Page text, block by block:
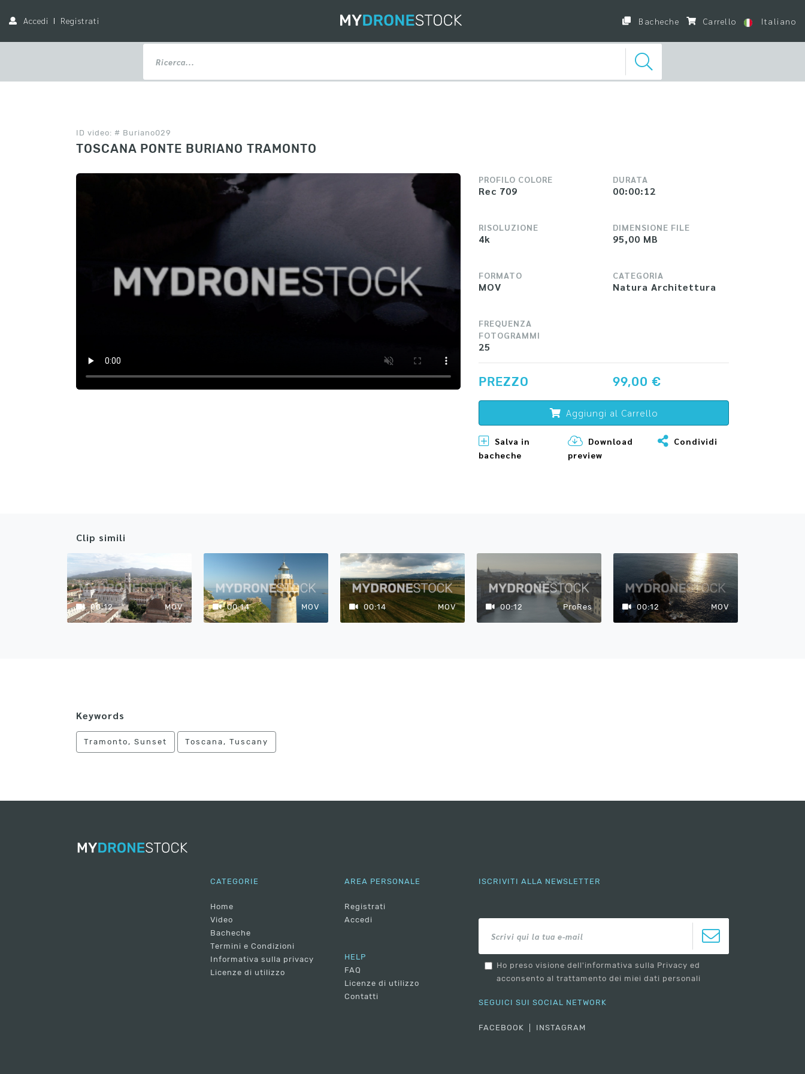
Accedi Registrati Bacheche Carrello Italiano
ID video: # Buriano029
TOSCANA PONTE BURIANO TRAMONTO
PROFILO COLORE
Rec 709
RISOLUZIONE
4k
FORMATO
MOV
FREQUENZA
FOTOGRAMMI
25
DURATA
00:00:12
DIMENSIONE FILE
95,00 MB
CATEGORIA
Natura Architettura
PREZZO 99,00 €
Aggiungi al Carrello
Salva in
bacheche
Download
preview
Condividi
Clip simili
00:12 MOV 00:14 MOV 00:14 MOV 00:12 ProRes 00:12 MOV
Keywords
Tramonto, Sunset Toscana, Tuscany
CATEGORIE
Home
Video
Bacheche
Termini e Condizioni
Informativa sulla privacy
Licenze di utilizzo
AREA PERSONALE
Registrati
Accedi
HELP
FAQ
Licenze di utilizzo
Contatti
ISCRIVITI ALLA NEWSLETTER
Ho preso visione dell'informativa sulla Privacy ed
acconsento al trattamento dei miei dati personali
SEGUICI SUI SOCIAL NETWORK
FACEBOOK INSTAGRAM